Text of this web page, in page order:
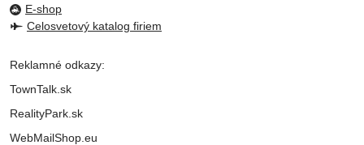
E-shop
Celosvetový katalog firiem
Reklamné odkazy:
TownTalk.sk
RealityPark.sk
WebMailShop.eu